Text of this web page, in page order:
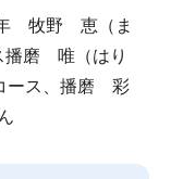
年 牧野 恵（ま
播磨 唯（はり
ース、播磨 彩